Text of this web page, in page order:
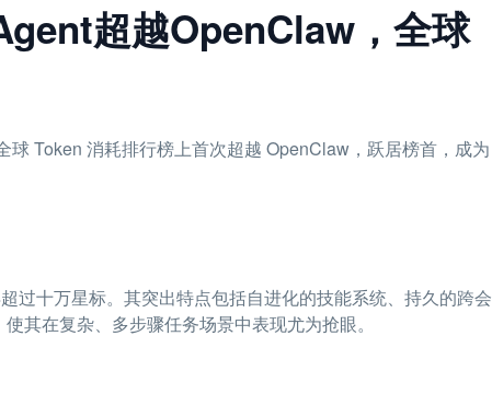
超越OpenClaw，全球
Token 消耗排行榜上首次超越 OpenClaw，跃居榜首，成为
过十万星标。其突出特点包括自进化的技能系统、持久的跨会
其在复杂、多步骤任务场景中表现尤为抢眼。